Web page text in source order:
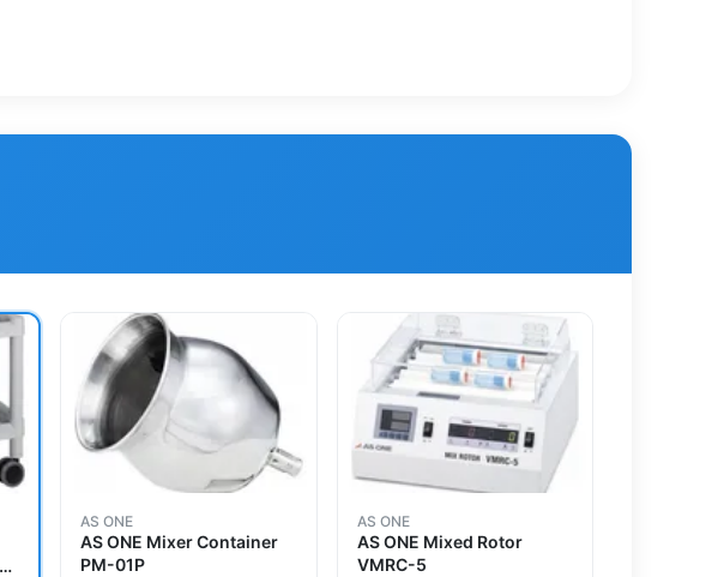
AS ONE
AS ONE Mixer Container
PM-01P
AS ONE
AS ONE Mixed Rotor
VMRC-5